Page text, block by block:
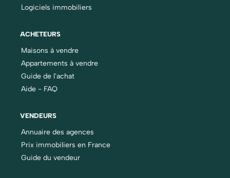
Logiciels immobiliers
ACHETEURS
Maisons à vendre
Appartements à vendre
Guide de l'achat
Aide - FAQ
VENDEURS
Annuaire des agences
Prix immobiliers en France
Guide du vendeur